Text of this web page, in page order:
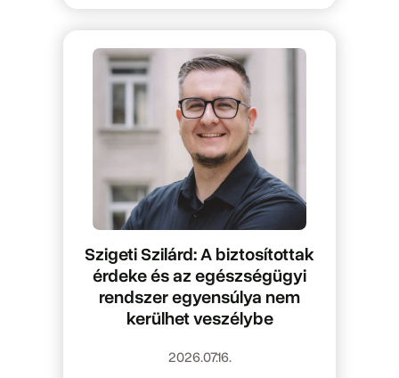
Szigeti Szilárd: A biztosítottak
érdeke és az egészségügyi
rendszer egyensúlya nem
kerülhet veszélybe
2026.07.16.